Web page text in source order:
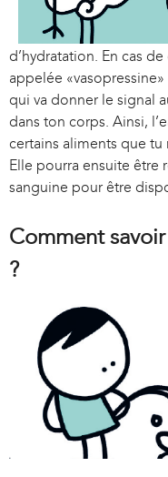
d’hydratation. En cas
appelée
qui va donner le signal
dans ton corps. Ainsi,
certains aliments que tu
Elle pourra ensuite être
sanguine pour être
Comment
?